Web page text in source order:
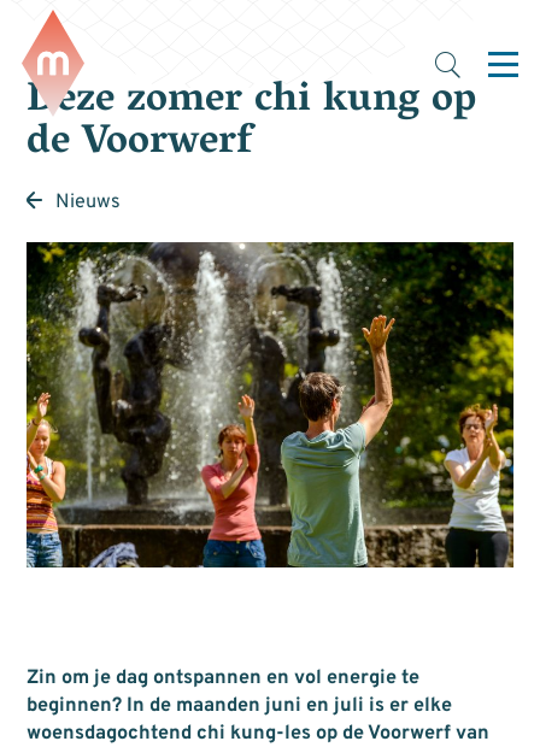
Deze zomer chi kung op
de Voorwerf
Nieuws
Zin om je dag ontspannen en vol energie te
beginnen? In de maanden juni en juli is er elke
woensdagochtend chi kung-les op de Voorwerf van